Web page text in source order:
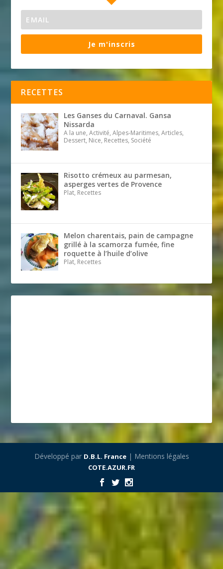
Je m'inscris
RECETTES
Les Ganses du Carnaval. Gansa
Nissarda
A la une, Activité, Alpes-Maritimes, Articles,
Dessert, Nice, Recettes, Société
Risotto crémeux au parmesan,
asperges vertes de Provence
Plat, Recettes
Melon charentais, pain de campagne
grillé à la scamorza fumée, fine
roquette à l’huile d’olive
Plat, Recettes
Développé par D.B.L. France| Mentions légales
COTE.AZUR.FR